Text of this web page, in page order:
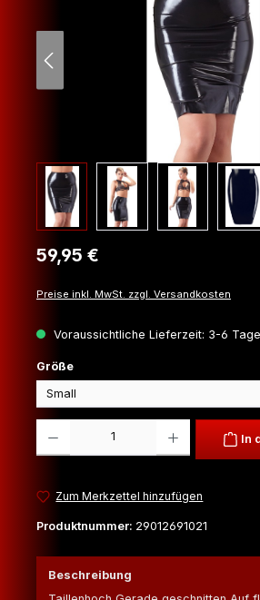
Regulärer Preis:
59,95 €
Preise inkl. MwSt. zzgl. Versandkosten
Voraussichtliche Lieferzeit: 3-6 Tage
Größeauswählen
In
Zum Merkzettel hinzufügen
Produktnummer: 29012691021
Beschreibung